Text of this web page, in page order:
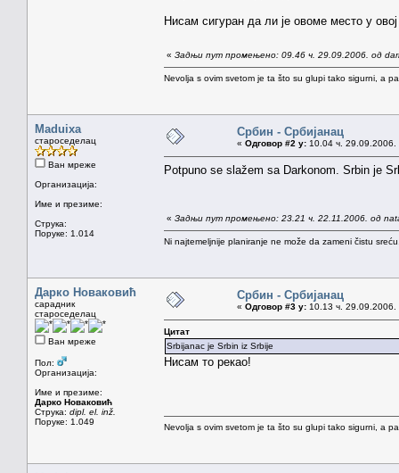
Нисам сигуран да ли је овоме место у
« Задњи пут промењено: 09.46 ч. 29.09.2006. од
Nevolja s ovim svetom je ta što su glupi tako sigurni, a
Maduixa
староседелац
Ван мреже
Организација:
Име и презиме:
Струка:
Поруке: 1.014
Србин - Србијанац
« Одговор #2 у: 10.04 ч. 29.09.2006.
Potpuno se slažem sa Darkonom. Srbin je
« Задњи пут промењено: 23.21 ч. 22.11.2006. од
Ni najtemeljnije planiranje ne može da zameni čistu
Дарко Новаковић
сарадник
староседелац
Ван мреже
Пол:
Организација:
Име и презиме:
Дарко Новаковић
Струка: dipl. el. inž.
Поруке: 1.049
Србин - Србијанац
« Одговор #3 у: 10.13 ч. 29.09.2006.
Цитат
Srbijanac je Srbin iz Srbije
Нисам то рекао!
Nevolja s ovim svetom je ta što su glupi tako sigurni, a